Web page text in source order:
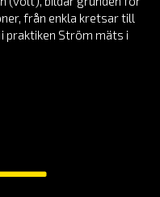
från enkla kretsar till
praktiken Ström mäts i